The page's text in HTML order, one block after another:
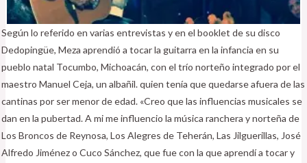
Según lo referido en varias entrevistas y en el booklet de su disco
Dedopingüe, Meza aprendió a tocar la guitarra en la infancia en su
pueblo natal Tocumbo, Michoacán, con el trío norteño integrado por el
maestro Manuel Ceja, un albañil. quien tenía que quedarse afuera de las
cantinas por ser menor de edad. «Creo que las influencias musicales se
dan en la pubertad. A mi me influencio la música ranchera y norteña de
Los Broncos de Reynosa, Los Alegres de Teherán, Las Jilguerillas, José
Alfredo Jiménez o Cuco Sánchez, que fue con la que aprendí a tocar y